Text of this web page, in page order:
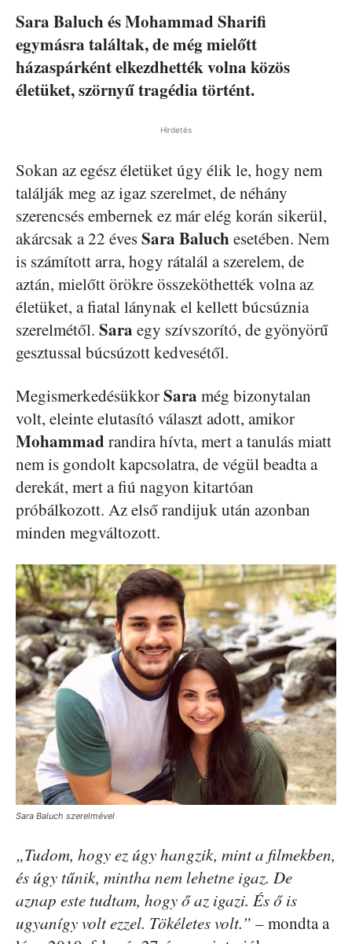
Sara Baluch és Mohammad Sharifi
egymásra találtak, de még mielőtt
házaspárként elkezdhették volna közös
életüket, szörnyű tragédia történt.
Hirdetés
Sokan az egész életüket úgy élik le, hogy nem
találják meg az igaz szerelmet, de néhány
szerencsés embernek ez már elég korán sikerül,
akárcsak a 22 évesSara Baluchesetében. Nem
is számított arra, hogy rátalál a szerelem, de
aztán, mielőtt örökre összeköthették volna az
életüket, a fiatal lánynak el kellett búcsúznia
szerelmétől. Sara egy szívszorító, de gyönyörű
gesztussal búcsúzott kedvesétől.
MegismerkedésükkorSara még bizonytalan
volt, eleinte elutasító választ adott, amikor
Mohammad randira hívta, mert a tanulás miatt
nem is gondolt kapcsolatra, de végül beadta a
derekát, mert a fiú nagyon kitartóan
próbálkozott. Az első randijuk után azonban
minden megváltozott.
Sara Baluch szerelmével
„Tudom, hogy ez úgy hangzik, mint a filmekben,
és úgy tűnik, mintha nem lehetne igaz. De
aznap este tudtam, hogy ő az igazi. És ő is
ugyanígy volt ezzel. Tökéletes volt.” – mondta a